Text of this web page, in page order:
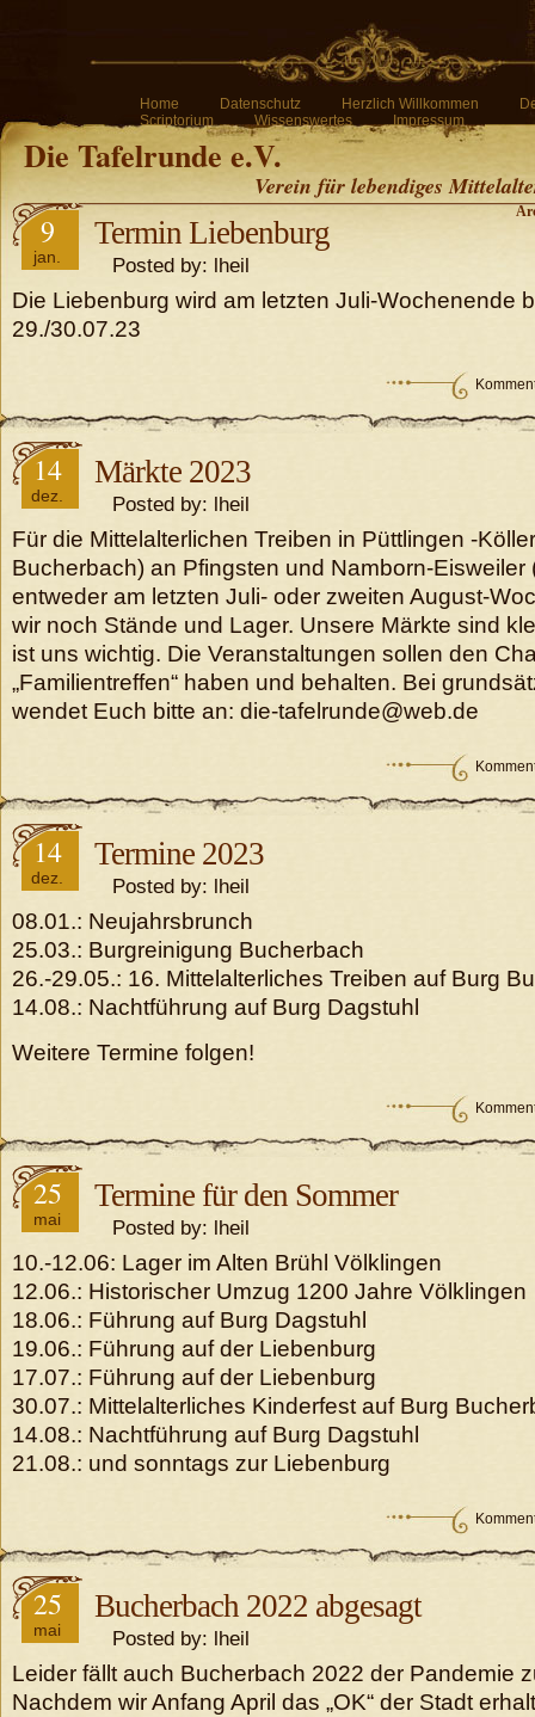
Home Datenschutz Herzlich Willkommen
Scriptorium
Wissenswertes Impressum
Die Tafelrunde e.V.
Verein für lebendiges
9
jan.
Termin Liebenburg
Posted by: lheil
Die Liebenburg wird am letzten Juli-Wochenende
29./30.07.23
14
dez.
Märkte 2023
Posted by: lheil
Für die Mittelalterlichen Treiben in Püttlingen -
Bucherbach) an Pfingsten und Namborn-Eisweiler
entweder am letzten Juli- oder zweiten August-
wir noch Stände und Lager. Unsere Märkte sind
ist uns wichtig. Die Veranstaltungen sollen den
„Familientreffen“ haben und behalten. Bei
wendet Euch bitte an: die-tafelrunde@web.de
14
dez.
Termine 2023
Posted by: lheil
08.01.: Neujahrsbrunch
25.03.: Burgreinigung Bucherbach
26.-29.05.: 16. Mittelalterliches Treiben auf Burg
14.08.: Nachtführung auf Burg Dagstuhl
Weitere Termine folgen!
25
mai
Termine für den Sommer
Posted by: lheil
10.-12.06: Lager im Alten Brühl Völklingen
12.06.: Historischer Umzug 1200 Jahre Völklingen
18.06.: Führung auf Burg Dagstuhl
19.06.: Führung auf der Liebenburg
17.07.: Führung auf der Liebenburg
30.07.: Mittelalterliches Kinderfest auf Burg
14.08.: Nachtführung auf Burg Dagstuhl
21.08.: und sonntags zur Liebenburg
25
mai
Bucherbach 2022 abgesagt
Posted by: lheil
Leider fällt auch Bucherbach 2022 der Pandemie
Nachdem wir Anfang April das „OK“ der Stadt